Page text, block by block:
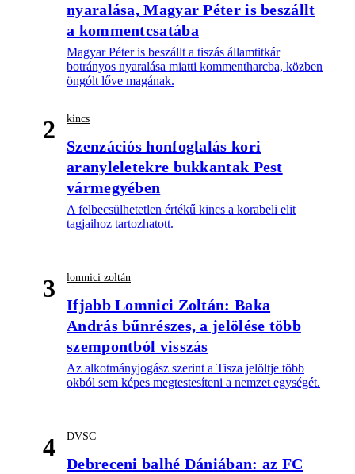
nyaralása, Magyar Péter is beszállt
a kommentcsatába
Magyar Péter is beszállt a tiszás államtitkár
botrányos nyaralása miatti kommentharcba, közben
öngólt lőve magának.
2 kincs
Szenzációs honfoglalás kori
aranyleletekre bukkantak Pest
vármegyében
A felbecsülhetetlen értékű kincs a korabeli elit
tagjaihoz tartozhatott.
3 lomnici zoltán
Ifjabb Lomnici Zoltán: Baka
András bűnrészes, a jelölése több
szempontból visszás
Az alkotmányjogász szerint a Tisza jelöltje több
okból sem képes megtestesíteni a nemzet egységét.
4 DVSC
Debreceni balhé Dániában: az FC